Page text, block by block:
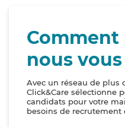
Comment
nous
Avec un réseau de plus
Click&Care sélectionne
candidats pour votre
besoins de recrutement